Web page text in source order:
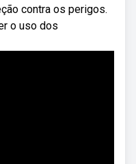
contra os perigos.
o uso dos